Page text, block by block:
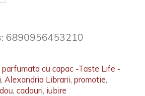
6890956453210
parfumata cu capac -Taste Life -
, Alexandria Librarii, promotie,
, cadouri, iubire